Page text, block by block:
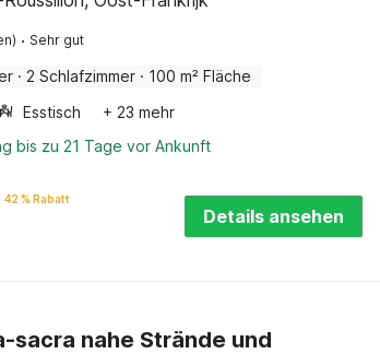
· Sehr gut
· 2 Schlafzimmer · 100 m² Fläche
Esstisch
+ 23 mehr
bis zu 21 Tage vor Ankunft
42 % Rabatt
Details ansehen
sacra nahe Strände und